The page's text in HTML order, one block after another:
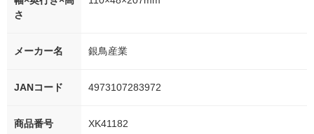
さ
メーカー名 銀鳥産業
JANコード 4973107283972
商品番号 XK41182